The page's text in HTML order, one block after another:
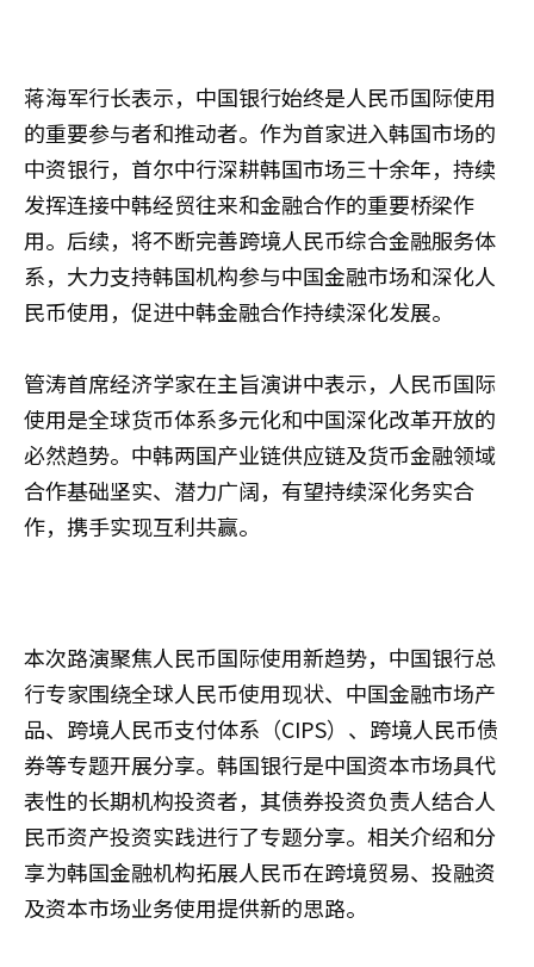
蒋海军行长表示，中国银行始终是人民币国际使用
的重要参与者和推动者。作为首家进入韩国市场的
中资银行，首尔中行深耕韩国市场三十余年，持续
发挥连接中韩经贸往来和金融合作的重要桥梁作
用。后续，将不断完善跨境人民币综合金融服务体
系，大力支持韩国机构参与中国金融市场和深化人
民币使用，促进中韩金融合作持续深化发展。
管涛首席经济学家在主旨演讲中表示，人民币国际
使用是全球货币体系多元化和中国深化改革开放的
必然趋势。中韩两国产业链供应链及货币金融领域
合作基础坚实、潜力广阔，有望持续深化务实合
作，携手实现互利共赢。
本次路演聚焦人民币国际使用新趋势，中国银行总
行专家围绕全球人民币使用现状、中国金融市场产
品、跨境人民币支付体系（CIPS）、跨境人民币债
券等专题开展分享。韩国银行是中国资本市场具代
表性的长期机构投资者，其债券投资负责人结合人
民币资产投资实践进行了专题分享。相关介绍和分
享为韩国金融机构拓展人民币在跨境贸易、投融资
及资本市场业务使用提供新的思路。